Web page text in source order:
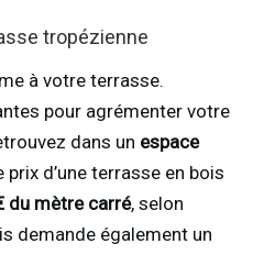
tropézienne
à votre terrasse.
pour agrémenter votre
dans un espace
prix d’une terrasse en bois
du mètre carré, selon
demande également un